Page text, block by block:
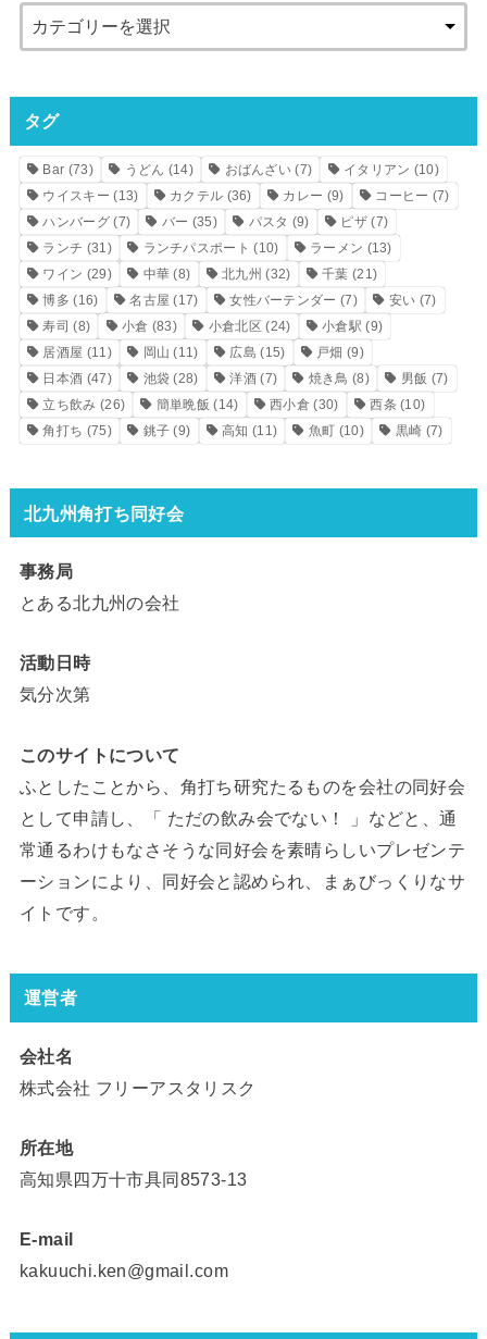
タグ
Bar (73) うどん (14) おばんざい (7) イタリアン (10)
ウイスキー (13) カクテル (36) カレー (9) コーヒー (7)
ハンバーグ(7) バー (35) パスタ (9) ピザ (7)
ランチ (31) ランチパスポート (10) ラーメン (13)
ワイン (29) 中華 (8) 北九州 (32) 千葉 (21)
博多 (16) 名古屋 (17) 女性バーテンダー (7) 安い (7)
寿司 (8) 小倉 (83) 小倉北区 (24) 小倉駅 (9)
居酒屋 (11) 岡山 (11) 広島 (15) 戸畑 (9)
日本酒 (47) 池袋 (28) 洋酒(7) 焼き鳥 (8) 男飯 (7)
立ち飲み (26) 簡単晩飯 (14) 西小倉 (30) 西条 (10)
角打ち (75) 銚子 (9) 高知 (11) 魚町 (10) 黒崎 (7)
北九州角打ち同好会
事務局
とある北九州の会社
活動日時
気分次第
このサイトについて
ふとしたことから、角打ち研究たるものを会社の同好会
として申請し、「 ただの飲み会でない！ 」などと、通
常通るわけもなさそうな同好会を素晴らしいプレゼンテ
ーションにより、同好会と認められ、まぁびっくりなサ
イトです。
運営者
会社名
株式会社 フリーアスタリスク
所在地
高知県四万十市具同8573-13
E-mail
kakuuchi.ken@gmail.com